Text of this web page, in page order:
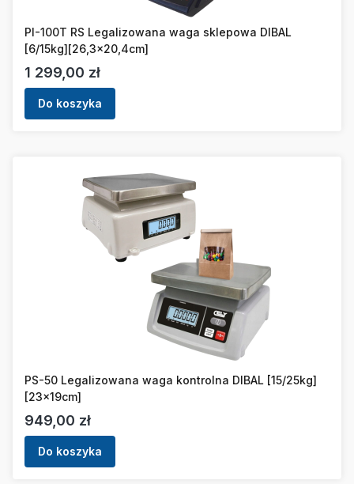
PI-100T RS Legalizowana waga sklepowa DIBAL
[6/15kg][26,3x20,4cm]
Cena
1 299,00 zł
Do koszyka
PS-50 Legalizowana waga kontrolna DIBAL [15/25kg]
[23x19cm]
Cena
949,00 zł
Do koszyka